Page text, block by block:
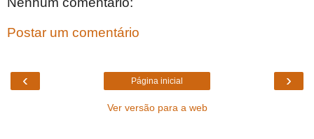
Postar um comentário
‹ ›
Página inicial
Ver versão para a web